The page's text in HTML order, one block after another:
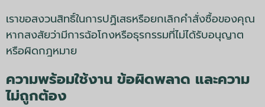
เราขอสงวนสิทธิ์ในการปฏิเสธหรือยกเลิกคำสั่งซื้อของคุณ
หากสงสัยว่ามีการฉ้อโกงหรือธุรกรรมที่ไม่ได้รับอนุญาต
หรือผิดกฎหมาย
ความพร้อมใช้งาน ข้อผิดพลาด และความ
ไม่ถูกต้อง